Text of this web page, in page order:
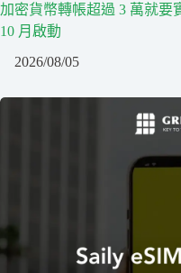
加密貨幣轉帳超過 3 萬就要
10 月啟動
2026/08/05